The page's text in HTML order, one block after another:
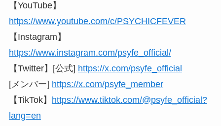
【YouTube】
https://www.youtube.com/c/PSYCHICFEVER
【Instagram】
https://www.instagram.com/psyfe_official/
【Twitter】[公式] https://x.com/psyfe_official
[メンバー] https://x.com/psyfe_member
【TikTok】
https://www.tiktok.com/@psyfe_official?
lang=en